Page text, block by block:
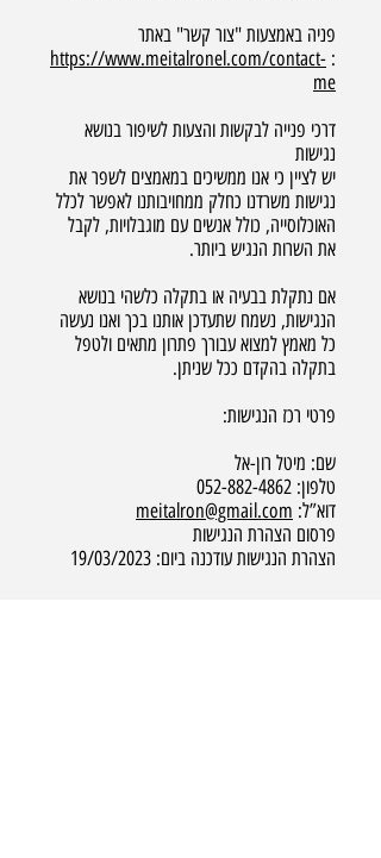
פניה באמצעות "צור קשר" באתר
:
https://www.meitalronel.com/contact-
me
דרכי פנייה לבקשות והצעות לשיפור בנושא
נגישות
יש לציין כי אנו ממשיכים במאמצים לשפר את
נגישות משרדנו כחלק ממחויבותנו לאפשר לכלל
האוכלוסייה, כולל אנשים עם מוגבלויות, לקבל
את השרות הנגיש ביותר.
אם נתקלת בבעיה או בתקלה כלשהי בנושא
הנגישות, נשמח שתעדכן אותנו בכך ואנו נעשה
כל מאמץ למצוא עבורך פתרון מתאים ולטפל
בתקלה בהקדם ככל שניתן.
פרטי רכז הנגישות:
שם: מיטל רון-אל
טלפון: 052-882-4862
דוא”ל: meitalron@gmail.com
פרסום הצהרת הנגישות
הצהרת הנגישות עודכנה ביום: 19/03/2023